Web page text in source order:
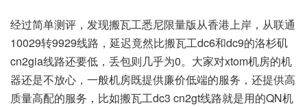
经过简单测评，发现搬瓦工悉尼限量版从香港上岸，从联通
10029转9929线路，延迟竟然比搬瓦工dc6和dc9的洛杉矶
cn2gia线路还要低，丢包则几乎为0。大家对xtom机房的机
器还是不放心，一般机房既提供廉价低端的服务，还提供高
质量高配的服务，比如搬瓦工dc3 cn2gt线路就是用的QN机